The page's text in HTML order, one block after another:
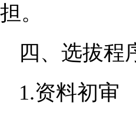
担。
四、选拔程
1.资料初审